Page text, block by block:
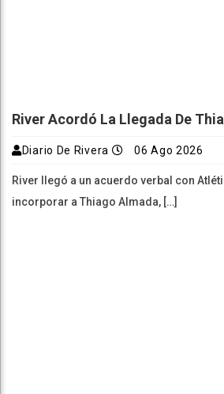
River Acordó La Llegada De
Diario De Rivera 06 Ago 2026
River llegó a un acuerdo verbal con
incorporar a Thiago Almada, […]